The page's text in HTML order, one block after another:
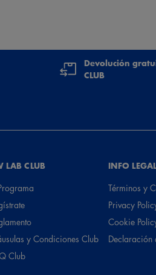
Devolución
CLUB
LAB CLUB
y Condiciones Club
Club
INFO
Términos y
Privacy
Cookie